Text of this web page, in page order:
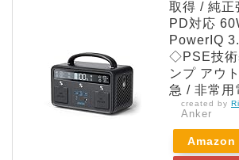
取得 / 純
PD対応
PowerIQ
◇PSE技術
ンプ アウ
急 / 非常用
created by
Anker
Amazon